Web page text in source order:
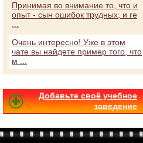
Принимая во внимание то, что и
опыт - сын ошибок трудных, и ге
Очень интересно! Уже в этом
чате вы найдете пример того, что
м ...
Добавьте своё учебное
заведение